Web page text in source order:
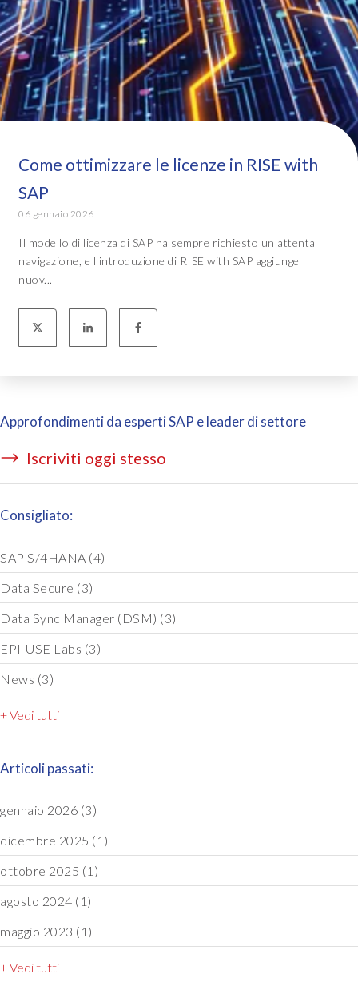
Come ottimizzare le licenze in RISE with
SAP
06 gennaio 2026
Il modello di licenza di SAP ha sempre richiesto un'attenta
navigazione, e l'introduzione di RISE with SAP aggiunge
nuov...
Approfondimenti da esperti SAP e leader di settore
Iscriviti oggi stesso
Consigliato:
SAP S/4HANA (4)
Data Secure (3)
Data Sync Manager (DSM) (3)
EPI-USE Labs (3)
News (3)
+ Vedi tutti
Articoli passati:
gennaio 2026 (3)
dicembre 2025 (1)
ottobre 2025 (1)
agosto 2024 (1)
maggio 2023 (1)
+ Vedi tutti